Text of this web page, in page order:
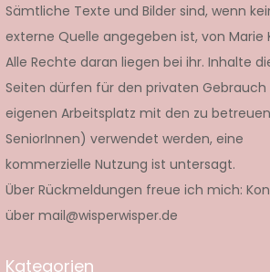
Sämtliche Texte und Bilder sind, wenn
externe Quelle angegeben ist, von Marie
Alle Rechte daran liegen bei ihr. Inhalte
Seiten dürfen für den privaten
eigenen Arbeitsplatz mit den zu
SeniorInnen) verwendet werden, eine
kommerzielle Nutzung ist untersagt.
Über Rückmeldungen freue ich mich:
über mail@wisperwisper.de
Kategorien